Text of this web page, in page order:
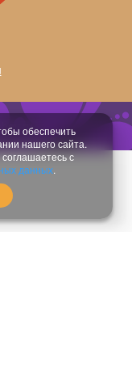
обеспечить
нашего сайта.
с
данных.